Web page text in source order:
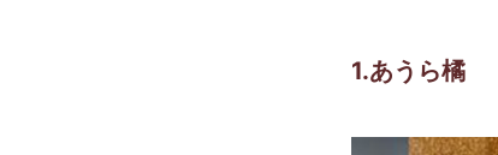
1.あうら橘